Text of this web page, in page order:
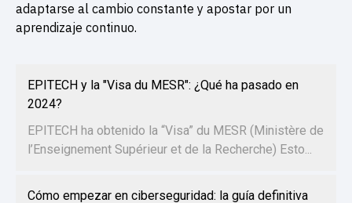
adaptarse al cambio constante y apostar por un
aprendizaje continuo.
EPITECH y la "Visa du MESR": ¿Qué ha pasado en
2024?
EPITECH ha obtenido la “Visa” du MESR (Ministère de
l’Enseignement Supérieur et de la Recherche) Esto...
Cómo empezar en ciberseguridad: la guía definitiva